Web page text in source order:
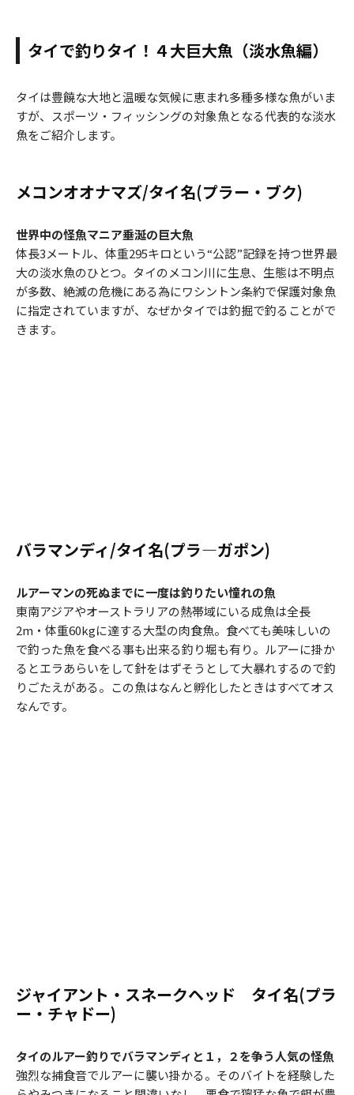
タイで釣りタイ！４大巨大魚（淡水魚編）
タイは豊饒な大地と温暖な気候に恵まれ多種多様な魚がいま
すが、スポーツ・フィッシングの対象魚となる代表的な淡水
魚をご紹介します。
メコンオオナマズ/タイ名(プラー・ブク)
世界中の怪魚マニア垂涎の巨大魚
体長3メートル、体重295キロという“公認”記録を持つ世界最
大の淡水魚のひとつ。タイのメコン川に生息、生態は不明点
が多数、絶滅の危機にある為にワシントン条約で保護対象魚
に指定されていますが、なぜかタイでは釣掘で釣ることがで
きます。
バラマンディ/タイ名(プラ―ガポン)
ルアーマンの死ぬまでに一度は釣りたい憧れの魚
東南アジアやオーストラリアの熱帯域にいる成魚は全長
2m・体重60kgに達する大型の肉食魚。食べても美味しいの
で釣った魚を食べる事も出来る釣り堀も有り。ルアーに掛か
るとエラあらいをして針をはずそうとして大暴れするので釣
りごたえがある。この魚はなんと孵化したときはすべてオス
なんです。
ジャイアント・スネークヘッド タイ名(プラ
ー・チャドー)
タイのルアー釣りでバラマンディと１，２を争う人気の怪魚
強烈な捕食音でルアーに襲い掛かる。そのバイトを経験した